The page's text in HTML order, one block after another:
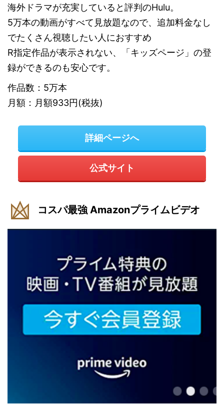
海外ドラマが充実していると評判のHulu。
5万本の動画がすべて見放題なので、追加料金なし
でたくさん視聴したい人におすすめ
R指定作品が表示されない、「キッズページ」の登
録ができるのも安心です。
作品数：5万本
月額：月額933円(税抜)
詳細ページへ
公式サイト
コスパ最強 Amazonプライムビデオ